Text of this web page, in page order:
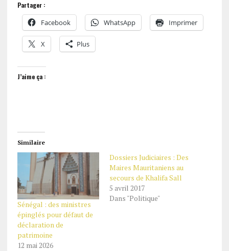
Partager :
Facebook WhatsApp Imprimer
X Plus
J’aime ça :
Similaire
Sénégal : des ministres
épinglés pour défaut de
déclaration de
patrimoine
12 mai 2026
Dossiers Judiciaires : Des
Maires Mauritaniens au
secours de Khalifa Sall
5 avril 2017
Dans "Politique"